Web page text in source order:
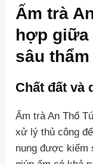
Ấm trà
hợp giữa
sâu
Chất đất và
Ấm trà An Thổ
xử lý thủ công
nung được kiểm